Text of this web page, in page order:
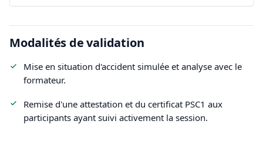
Modalités de validation
Mise en situation d'accident simulée et analyse avec le
formateur.
Remise d'une attestation et du certificat PSC1 aux
participants ayant suivi activement la session.